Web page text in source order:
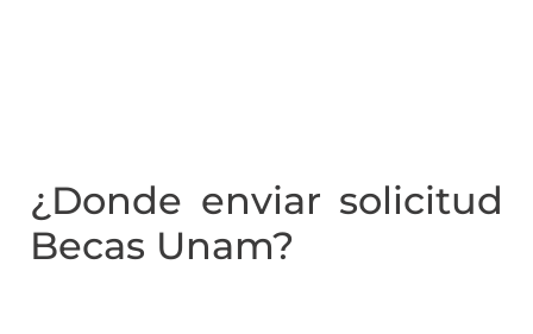
¿Donde enviar solicitud
Becas Unam?